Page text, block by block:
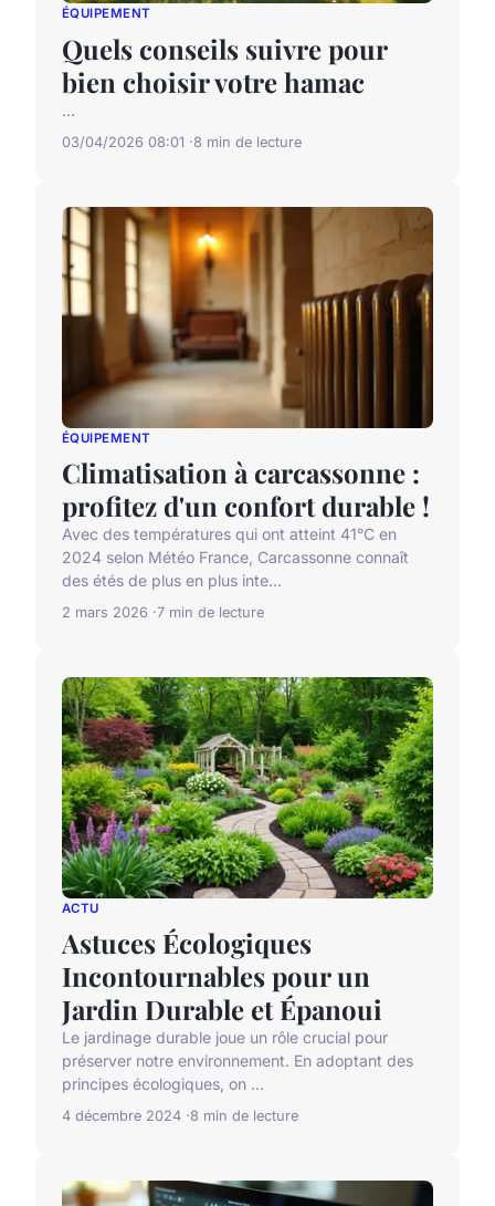
ÉQUIPEMENT
Quels conseils suivre pour
bien choisir votre hamac
...
03/04/2026 08:01 8 min de lecture
ÉQUIPEMENT
Climatisation à carcassonne :
profitez d'un confort durable !
Avec des températures qui ont atteint 41°C en
2024 selon Météo France, Carcassonne connaît
des étés de plus en plus inte...
2 mars 2026 7 min de lecture
ACTU
Astuces Écologiques
Incontournables pour un
Jardin Durable et Épanoui
Le jardinage durable joue un rôle crucial pour
préserver notre environnement. En adoptant des
principes écologiques, on ...
4 décembre 2024 8 min de lecture